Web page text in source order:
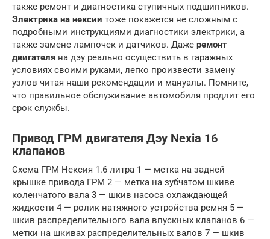
также ремонт и диагностика ступичных подшипников.
Электрика на нексии тоже покажется не сложным с
подробными инструкциями диагностики электрики, а
также замене лампочек и датчиков. Даже ремонт
двигателя на дэу реально осуществить в гаражных
условиях своими руками, легко произвести замену
узлов читая наши рекомендации и мануалы. Помните,
что правильное обслуживание автомобиля продлит его
срок службы.
Привод ГРМ двигателя Дэу Nexia 16
клапанов
Схема ГРМ Нексия 1.6 литра 1 — метка на задней
крышке привода ГРМ 2 — метка на зубчатом шкиве
коленчатого вала 3 — шкив насоса охлаждающей
жидкости 4 — ролик натяжного устройства ремня 5 —
шкив распределительного вала впускных клапанов 6 —
метки на шкивах распределительных валов 7 — шкив